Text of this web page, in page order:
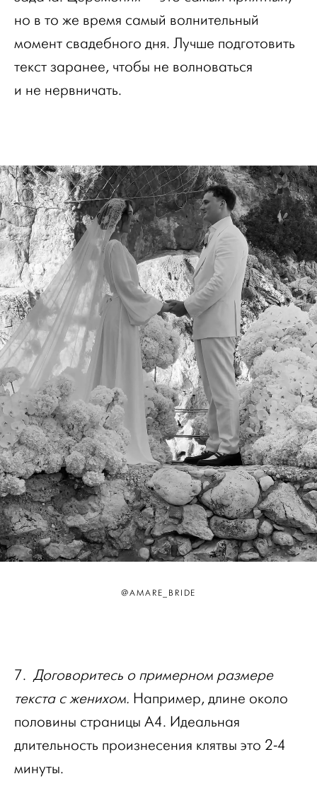
но в то же время самый волнительный
момент свадебного дня. Лучше подготовить
текст заранее, чтобы не волноваться
и не нервничать.
@AMARE_BRIDE
7. Договоритесь о примерном размере
текста с женихом. Например, длине около
половины страницы А4. Идеальная
длительность произнесения клятвы это 2-4
минуты.